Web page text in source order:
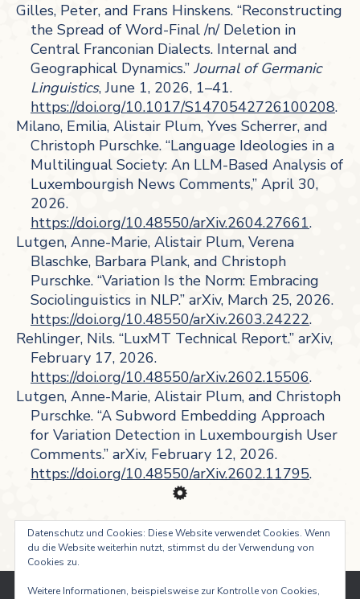
Gilles, Peter, and Frans Hinskens. “Reconstructing
the Spread of Word-Final /n/ Deletion in
Central Franconian Dialects. Internal and
Geographical Dynamics.” Journal of Germanic
Linguistics, June 1, 2026, 1–41.
https://doi.org/10.1017/S1470542726100208.
Milano, Emilia, Alistair Plum, Yves Scherrer, and
Christoph Purschke. “Language Ideologies in a
Multilingual Society: An LLM-Based Analysis of
Luxembourgish News Comments,” April 30,
2026.
https://doi.org/10.48550/arXiv.2604.27661.
Lutgen, Anne-Marie, Alistair Plum, Verena
Blaschke, Barbara Plank, and Christoph
Purschke. “Variation Is the Norm: Embracing
Sociolinguistics in NLP.” arXiv, March 25, 2026.
https://doi.org/10.48550/arXiv.2603.24222.
Rehlinger, Nils. “LuxMT Technical Report.” arXiv,
February 17, 2026.
https://doi.org/10.48550/arXiv.2602.15506.
Lutgen, Anne-Marie, Alistair Plum, and Christoph
Purschke. “A Subword Embedding Approach
for Variation Detection in Luxembourgish User
Comments.” arXiv, February 12, 2026.
https://doi.org/10.48550/arXiv.2602.11795.
Datenschutz und Cookies: Diese Website verwendet Cookies. Wenn
du die Website weiterhin nutzt, stimmst du der Verwendung von
Cookies zu.
Weitere Informationen, beispielsweise zur Kontrolle von Cookies,